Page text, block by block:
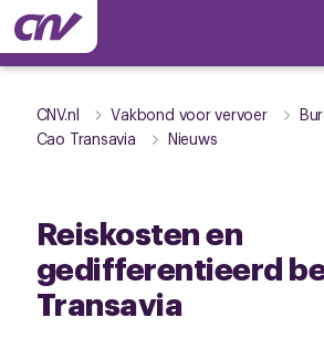
CNV.nl Vakbond voor vervoer
Cao Transavia
Nieuws
Reiskosten en
gedifferentieerd
Transavia